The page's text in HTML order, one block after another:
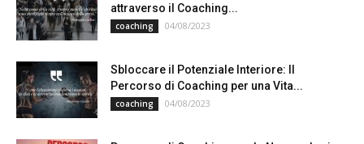
attraverso il Coaching...
coaching 04/08/2023
Sbloccare il Potenziale Interiore: Il
Percorso di Coaching per una Vita...
coaching 04/08/2023